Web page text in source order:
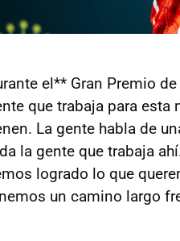
el** Gran Premio
que trabaja para esta
La gente habla de
la gente que trabaja
logrado lo que
un camino largo